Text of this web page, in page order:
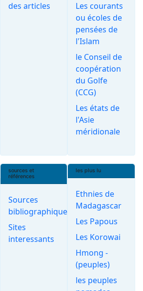
des articles
Les courants
ou écoles de
pensées de
l'Islam
le Conseil de
coopération
du Golfe
(CCG)
Les états de
l'Asie
méridionale
sources et
références
Sources
bibliographiques
Sites
interessants
les plus lu
Ethnies de
Madagascar
Les Papous
Les Korowai
Hmong -
(peuples)
les peuples